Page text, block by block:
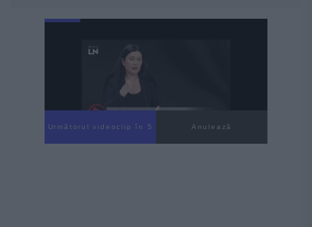
Următorul videoclip în 4 Anulează